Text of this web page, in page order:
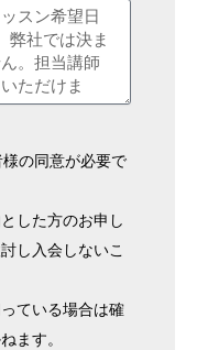
の同意が必要で
した方のお申し
し入会しないこ
ている場合は確
ます。